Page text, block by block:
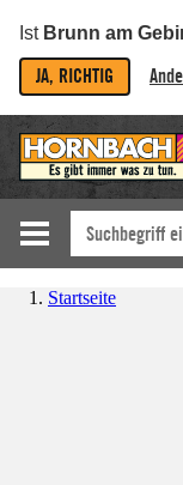
Ist Brunn am
JA, RICHTIG
Startseite